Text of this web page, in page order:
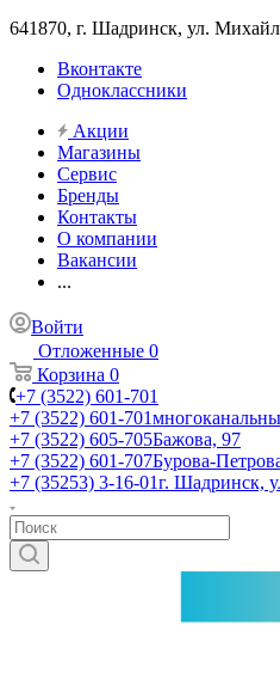
641870, г. Шадринск, ул.
Вконтакте
Одноклассники
Акции
Магазины
Сервис
Бренды
Контакты
О компании
Вакансии
...
Войти
Отложенные 0
Корзина 0
+7 (3522) 601-701
+7 (3522) 601-701
+7 (3522) 605-705Бажова, 97
+7 (3522) 601-707Бурова-
+7 (35253) 3-16-01г. Шадринск,